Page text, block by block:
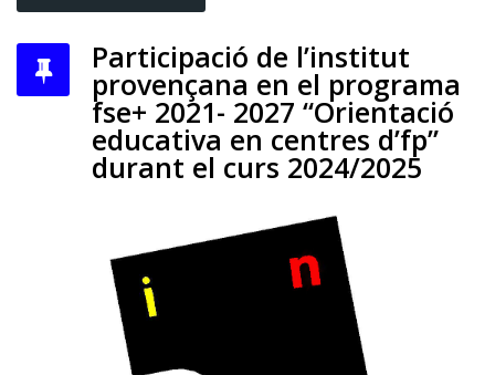
Participació de l’institut
provençana en el programa
fse+ 2021- 2027 “Orientació
educativa en centres d’fp”
durant el curs 2024/2025